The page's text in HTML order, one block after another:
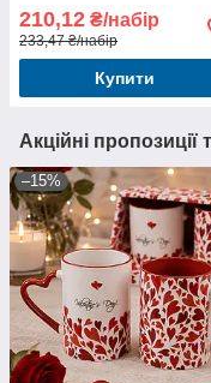
210,12 ₴/набір
233,47 ₴/набір
Купити
Акційні пропозиції
–15%